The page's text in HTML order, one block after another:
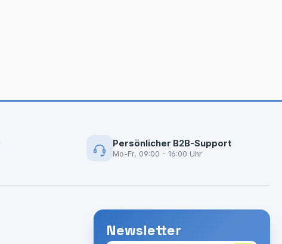
Persönlicher B2B-Support
Mo-Fr, 09:00 - 16:00 Uhr
Newsletter